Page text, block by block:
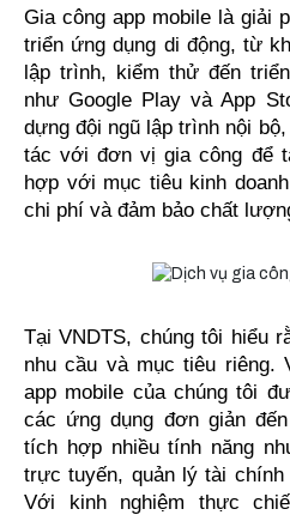
Gia công app mobile là giải
triển ứng dụng di động, từ
lập trình, kiểm thử đến
như Google Play và App
dựng đội ngũ lập trình nội
tác với đơn vị gia công để
hợp với mục tiêu kinh
chi phí và đảm bảo chất
Tại VNDTS, chúng tôi hiểu
nhu cầu và mục tiêu riêng.
app mobile của chúng tôi
các ứng dụng đơn giản
tích hợp nhiều tính năng
trực tuyến, quản lý tài
Với kinh nghiệm thực